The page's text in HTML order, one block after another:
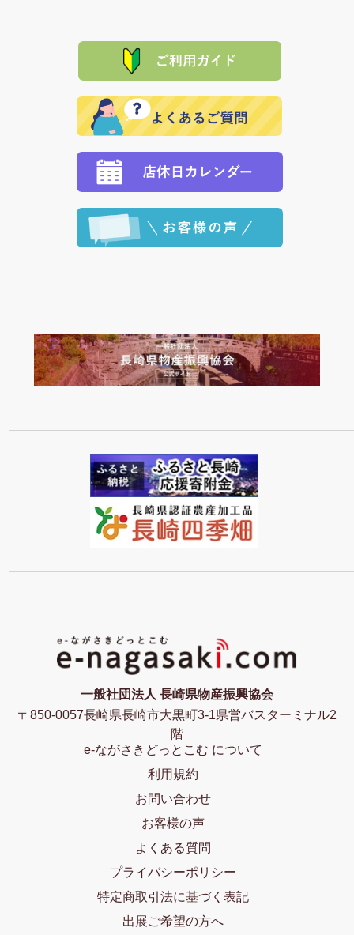
れの生産メーカーからお客様の元へ直送いたしますの
で、 それぞれ個別に送料が必要になります。
品代金を返金いたします。）
その際は誠に申し訳ありませんが、当協会までご注文
願いいたします。
た場合、お客様からの ご入金を確認した後で、商品を
定された場合は、準備出来次第の便にてお送りいたし
ます。 （到着日指定をされている場合は、ご指定の日
程に合わせてお届けいたします。）
一般社団法人 長崎県物産振興協会
〒850-0057長崎県長崎市大黒町3-1県営バスターミナル2
階
e-ながさきどっとこむ について
利用規約
お問い合わせ
お客様の声
よくある質問
プライバシーポリシー
特定商取引法に基づく表記
出展ご希望の方へ